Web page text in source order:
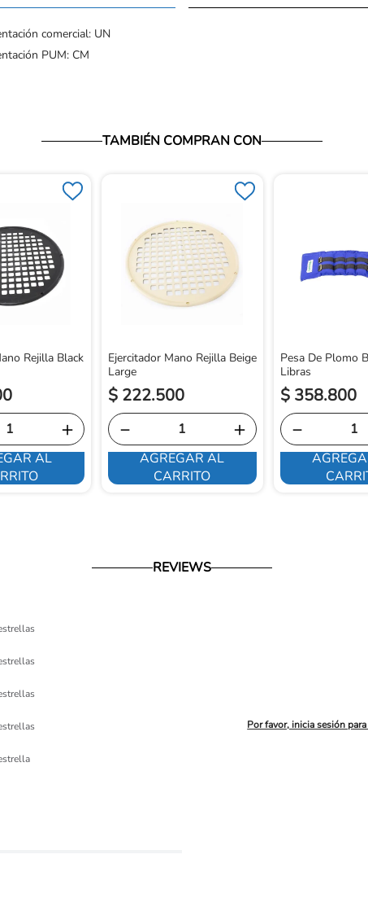
comercial: UN
PUM: CM
TAMBIÉN COMPRAN CON
Rejilla Black
＋
AL
Ejercitador Mano Rejilla Beige
Large
$ 222.500
＋
－
AGREGAR AL
CARRITO
Pesa De Plomo
Libras
$ 358.800
－
REVIEWS
Por favor, inicia sesión